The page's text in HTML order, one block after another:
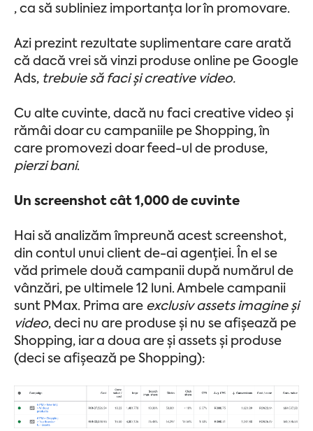
, ca să subliniez importanța lor în promovare.
Azi prezint rezultate suplimentare care arată
că dacă vrei să vinzi produse online pe Google
Ads, trebuie să faci și creative video.
Cu alte cuvinte, dacă nu faci creative video și
rămâi doar cu campaniile pe Shopping, în
care promovezi doar feed-ul de produse,
pierzi bani.
Un screenshot cât 1,000 de cuvinte
Hai să analizăm împreună acest screenshot,
din contul unui client de-ai agenției. În el se
văd primele două campanii după numărul de
vânzări, pe ultimele 12 luni. Ambele campanii
sunt PMax. Prima are exclusiv assets imagine și
video, deci nu are produse și nu se afișează pe
Shopping, iar a doua are și assets și produse
(deci se afișează pe Shopping):